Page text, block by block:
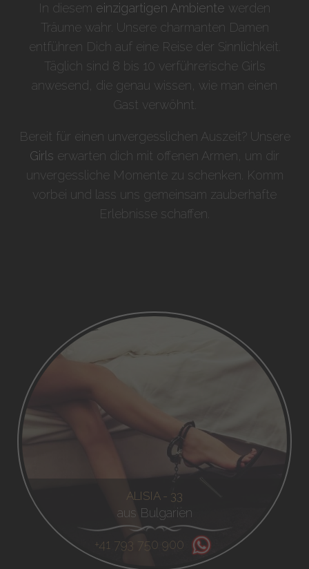
In diesem einzigartigen Ambiente werden
Träume wahr. Unsere charmanten Damen
entführen Dich auf eine Reise der Sinnlichkeit.
Täglich sind 8 bis 10 verführerische Girls
anwesend, die genau wissen, wie man einen
Gast verwöhnt.
Bereit für einen unvergesslichen Auszeit? Unsere
Girls erwarten dich mit offenen Armen, um dir
unvergessliche Momente zu schenken. Komm
vorbei und lass uns gemeinsam zauberhafte
Erlebnisse schaffen.
ALISIA - 33
aus Bulgarien
+41 793 750 900